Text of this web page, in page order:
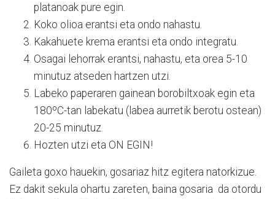
platanoak pure egin.
Koko olioa erantsi eta ondo nahastu.
Kakahuete krema erantsi eta ondo integratu.
Osagai lehorrak erantsi, nahastu, eta orea 5-10
minutuz atseden hartzen utzi.
Labeko paperaren gainean borobiltxoak egin eta
180ºC-tan labekatu (labea aurretik berotu ostean)
20-25 minutuz.
Hozten utzi eta ON EGIN!
Gaileta goxo hauekin, gosariaz hitz egitera natorkizue.
Ez dakit sekula ohartu zareten, baina gosaria da otordu